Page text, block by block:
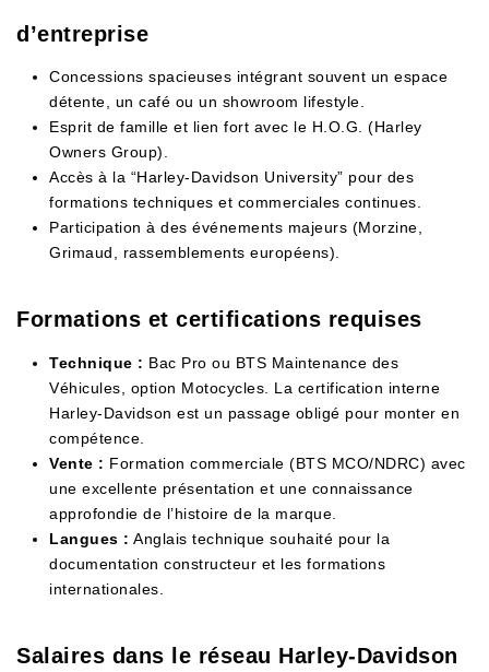
d’entreprise
Concessions spacieuses intégrant souvent un espace
détente, un café ou un showroom lifestyle.
Esprit de famille et lien fort avec le H.O.G. (Harley
Owners Group).
Accès à la “Harley-Davidson University” pour des
formations techniques et commerciales continues.
Participation à des événements majeurs (Morzine,
Grimaud, rassemblements européens).
Formations et certifications requises
Technique : Bac Pro ou BTS Maintenance des
Véhicules, option Motocycles. La certification interne
Harley-Davidson est un passage obligé pour monter en
compétence.
Vente : Formation commerciale (BTS MCO/NDRC) avec
une excellente présentation et une connaissance
approfondie de l’histoire de la marque.
Langues : Anglais technique souhaité pour la
documentation constructeur et les formations
internationales.
Salaires dans le réseau Harley-Davidson